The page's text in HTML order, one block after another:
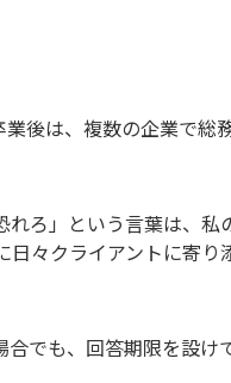
後は、複数の企業で総
ろ」という言葉は、私
々クライアントに寄り
でも、回答期限を設け